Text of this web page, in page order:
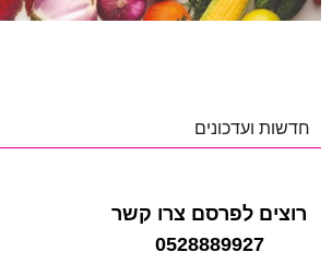
חדשות ועדכונים
רוצים לפרסם צרו קשר
0528889927